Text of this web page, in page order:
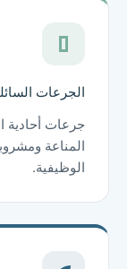
الجرعات
جرعات أحادية
المناعة
الوظيفية.